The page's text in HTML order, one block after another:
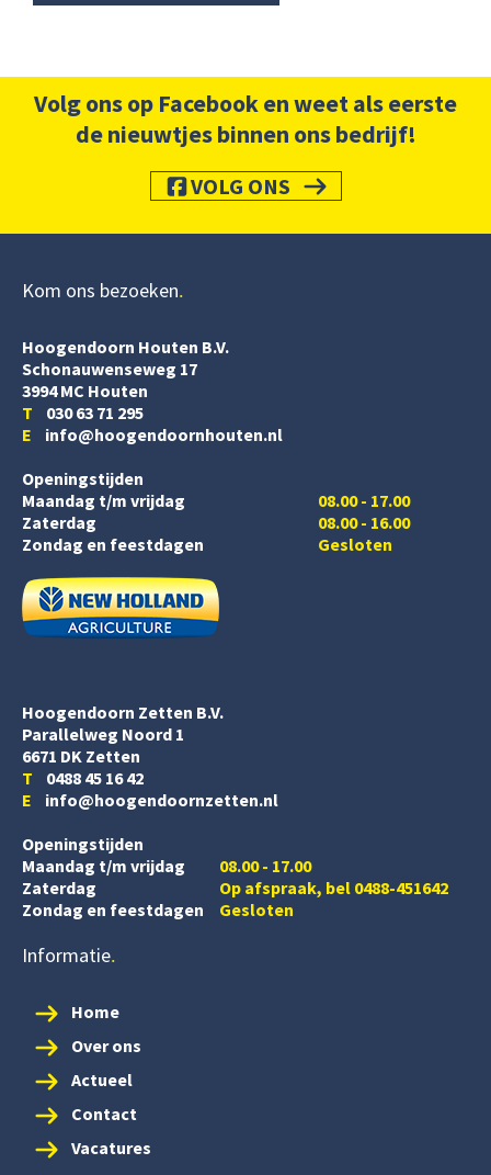
Volg ons op Facebook en weet als eerste
de nieuwtjes binnen ons bedrijf!
VOLG ONS
Kom ons bezoeken
Hoogendoorn Houten B.V.
Schonauwenseweg 17
3994 MC Houten
T 030 63 71 295
E info@hoogendoornhouten.nl
Openingstijden
Maandag t/m vrijdag
Zaterdag
08.00 - 17.00
08.00 - 16.00
Zondag en feestdagen
Gesloten
Hoogendoorn Zetten B.V.
Parallelweg Noord 1
6671 DK Zetten
T 0488 45 16 42
E info@hoogendoornzetten.nl
Openingstijden
Maandag t/m vrijdag
08.00 - 17.00
Zaterdag
Op afspraak, bel 0488-451642
Zondag en feestdagen
Gesloten
Informatie
Home
Over ons
Actueel
Contact
Vacatures